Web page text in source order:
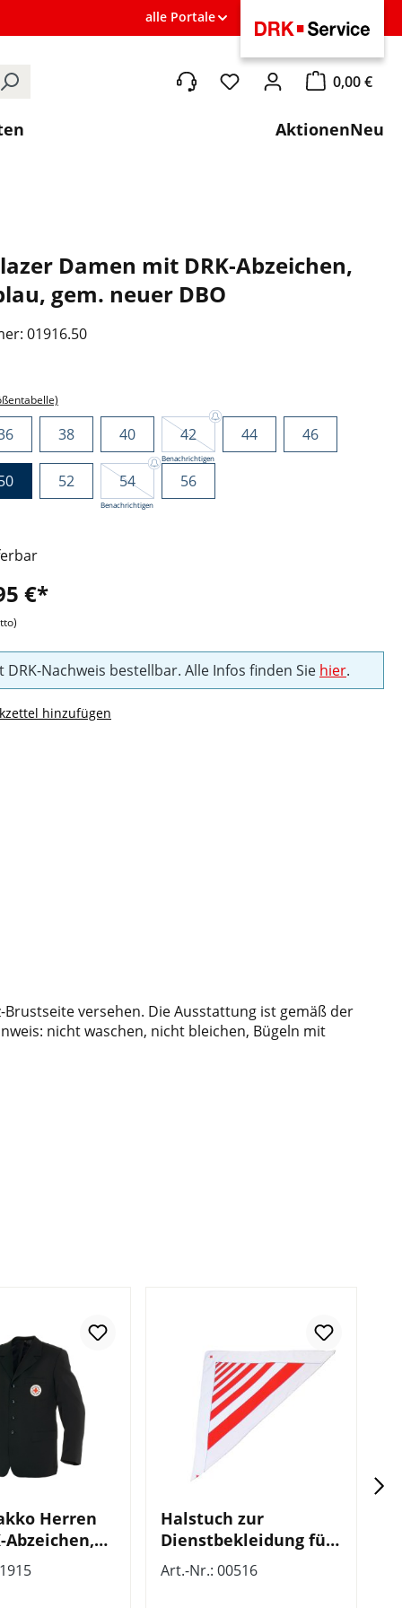
alle Portale
Du hast 0 Produkte auf
0,00 €
Warenkorb
AktionenNeu
Damen mit DRK-Abzeichen,
gem. neuer DBO
01916.50
38 40 42
Benachrichtigen
44 46
52 54
Benachrichtigen
56
€*
DRK-Nachweis bestellbar. Alle Infos finden Sie hier.
hinzufügen
versehen. Die Ausstattung ist gemäß der
nicht waschen, nicht bleichen, Bügeln mit
Herren
Abzeichen,
gem.
Halstuch zur
Dienstbekleidung für
Damen
Art.-Nr.: 00516